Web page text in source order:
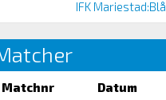
IFK Mariestad:Blå
Matchnr Datum